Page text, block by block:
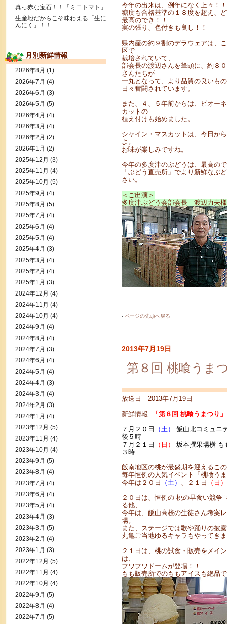
今年の出来は、例年になく上々！！
糖度も合格基準の１８度を超え、
最高のでき！！
実の張り、色付きも良し！！
県内産の約９割のデラウェアは、
区で
栽培されていて、
部会長の渡辺さんを筆頭に、約８
さんたちが
一丸となって、より品質の良いも
日々奮闘されています。
また、４、５年前からは、ピオー
カットの
植え付けも始めました。
シャイン・マスカットは、今日か
よ。
お味が楽しみですね。
今年の多度津のぶどうは、最高の
「ぶどう直売所」でより新鮮なぶ
さい。
＜ご出演＞
多度津ぶどう会部会長 渡辺力夫様
- ページの先頭へ戻る
2013年7月19日
第８回 桃喰うま
放送日 2013年7月19日
新鮮情報
「第８回 桃喰うまつり」
７月２０日
（土） 飯山北コミュニ
後５時
７月２１日
（日）
坂本撰果場横
３時
飯南地区の桃が最盛期を迎えるこ
毎年恒例の人気イベント「桃喰う
今年は２０日
（土） 、２１日
（日）
２０日は、恒例の”桃の早食い競争
る他、
今年は、飯山高校の生徒さん考案
場。
また、ステージでは歌や踊りの披
丸亀ご当地ゆるキャラもやってき
２１日は、桃の試食・販売をメイ
は、
フワフワドームが登場！！
もも販売所でのももアイスも絶品
真っ赤な宝石！！「ミニトマト」
生産地だからこそ味わえる「生に
んにく」！！
月別新鮮情報
2026年8月 (1)
2026年7月 (4)
2026年6月 (3)
2026年5月 (5)
2026年4月 (4)
2026年3月 (4)
2026年2月 (2)
2026年1月 (2)
2025年12月 (3)
2025年11月 (4)
2025年10月 (5)
2025年9月 (4)
2025年8月 (5)
2025年7月 (4)
2025年6月 (4)
2025年5月 (4)
2025年4月 (3)
2025年3月 (4)
2025年2月 (4)
2025年1月 (3)
2024年12月 (4)
2024年11月 (4)
2024年10月 (4)
2024年9月 (4)
2024年8月 (4)
2024年7月 (3)
2024年6月 (4)
2024年5月 (4)
2024年4月 (3)
2024年3月 (4)
2024年2月 (3)
2024年1月 (4)
2023年12月 (5)
2023年11月 (4)
2023年10月 (4)
2023年9月 (5)
2023年8月 (4)
2023年7月 (4)
2023年6月 (4)
2023年5月 (4)
2023年4月 (3)
2023年3月 (5)
2023年2月 (4)
2023年1月 (3)
2022年12月 (5)
2022年11月 (4)
2022年10月 (4)
2022年9月 (5)
2022年8月 (4)
2022年7月 (5)